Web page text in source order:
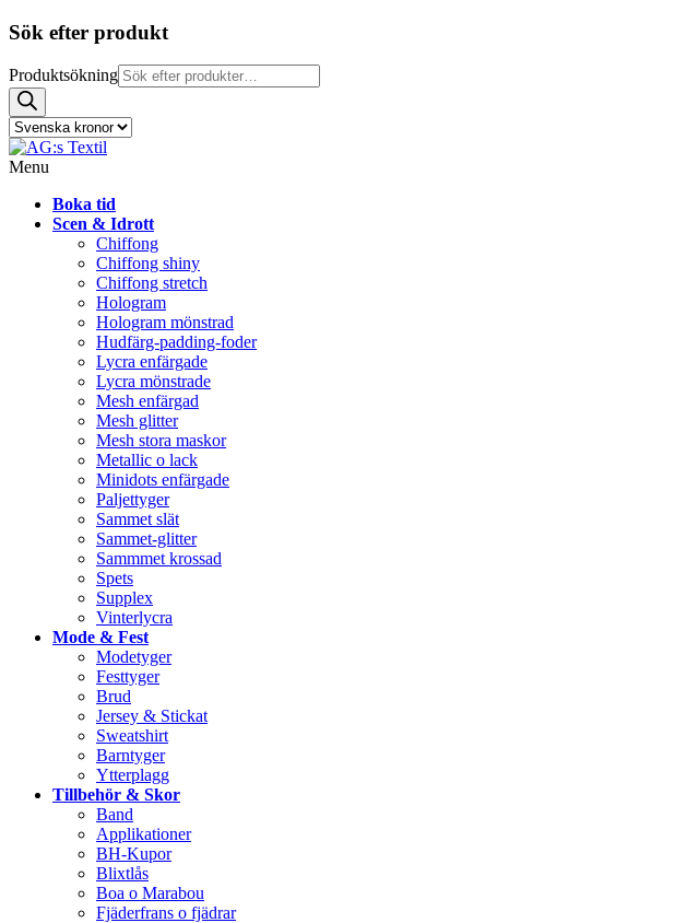
Sök efter produkt
Produktsökning
Menu
Boka tid
Scen & Idrott
Chiffong
Chiffong shiny
Chiffong stretch
Hologram
Hologram mönstrad
Hudfärg-padding-foder
Lycra enfärgade
Lycra mönstrade
Mesh enfärgad
Mesh glitter
Mesh stora maskor
Metallic o lack
Minidots enfärgade
Paljettyger
Sammet slät
Sammet-glitter
Sammmet krossad
Spets
Supplex
Vinterlycra
Mode & Fest
Modetyger
Festtyger
Brud
Jersey & Stickat
Sweatshirt
Barntyger
Ytterplagg
Tillbehör & Skor
Band
Applikationer
BH-Kupor
Blixtlås
Boa o Marabou
Fjäderfrans o fjädrar